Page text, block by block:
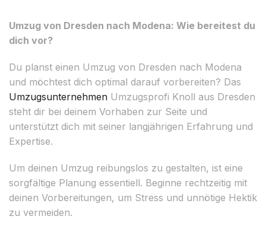
Umzug von Dresden nach Modena: Wie bereitest du
dich vor?
Du planst einen Umzug von Dresden nach Modena
und möchtest dich optimal darauf vorbereiten? Das
Umzugsunternehmen Umzugsprofi Knoll aus Dresden
steht dir bei deinem Vorhaben zur Seite und
unterstützt dich mit seiner langjährigen Erfahrung und
Expertise.
Um deinen Umzug reibungslos zu gestalten, ist eine
sorgfältige Planung essentiell. Beginne rechtzeitig mit
deinen Vorbereitungen, um Stress und unnötige Hektik
zu vermeiden.